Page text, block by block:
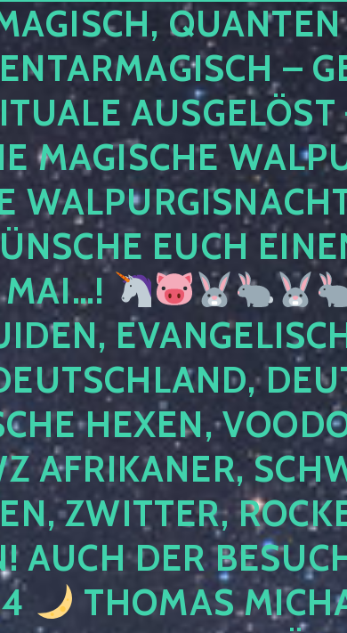
–
MAGISCHE
EUCH
MAI…!
HEXEN,
AFRIKANER,
ZWITTER,
AUCH DER
THOMAS